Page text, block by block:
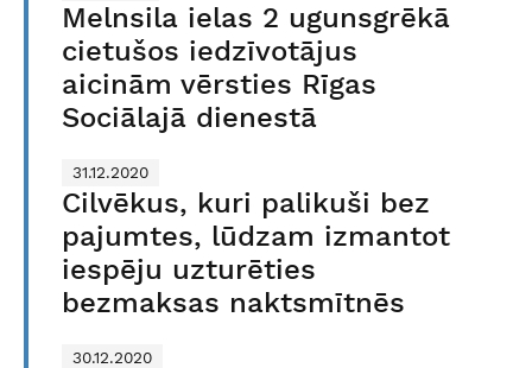
Melnsila ielas 2 ugunsgrēkā
cietušos iedzīvotājus
aicinām vērsties Rīgas
Sociālajā dienestā
31.12.2020
Cilvēkus, kuri palikuši bez
pajumtes, lūdzam izmantot
iespēju uzturēties
bezmaksas naktsmītnēs
30.12.2020